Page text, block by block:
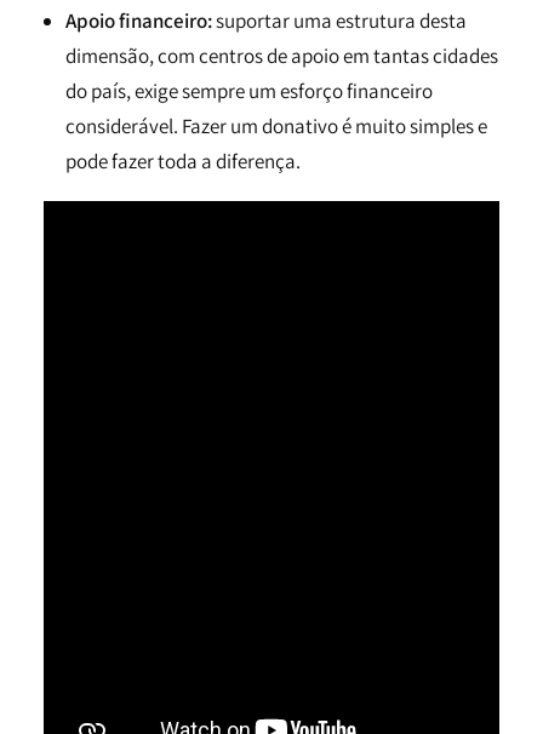
Apoio financeiro:suportar uma estrutura desta
dimensão, com centros de apoio em tantas cidades
do país, exige sempre um esforço financeiro
considerável. Fazer um donativo é muito simples e
pode fazer toda a diferença.